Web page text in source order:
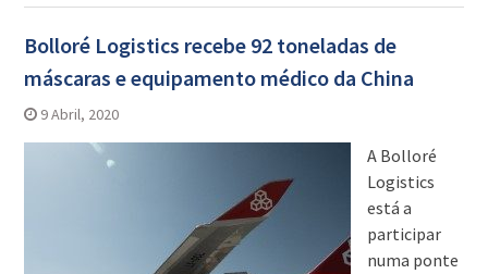
Bolloré Logistics recebe 92 toneladas de
máscaras e equipamento médico da China
9 Abril, 2020
A Bolloré
Logistics
está a
participar
numa ponte